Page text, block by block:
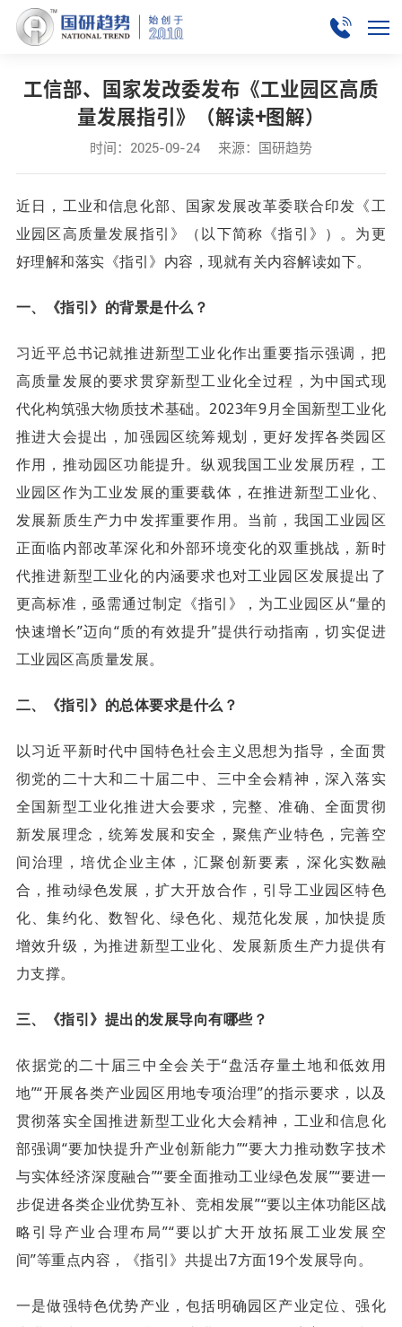
工信部、国家发改委发布《工业园区高质
量发展指引》（解读+图解）
时间：2025-09-24 来源：国研趋势
近日，工业和信息化部、国家发展改革委联合印发《工
业园区高质量发展指引》（以下简称《指引》）。为更
好理解和落实《指引》内容，现就有关内容解读如下。
一、《指引》的背景是什么？
习近平总书记就推进新型工业化作出重要指示强调，把
高质量发展的要求贯穿新型工业化全过程，为中国式现
代化构筑强大物质技术基础。2023年9月全国新型工业化
推进大会提出，加强园区统筹规划，更好发挥各类园区
作用，推动园区功能提升。纵观我国工业发展历程，工
业园区作为工业发展的重要载体，在推进新型工业化、
发展新质生产力中发挥重要作用。当前，我国工业园区
正面临内部改革深化和外部环境变化的双重挑战，新时
代推进新型工业化的内涵要求也对工业园区发展提出了
更高标准，亟需通过制定《指引》，为工业园区从“量的
快速增长”迈向“质的有效提升”提供行动指南，切实促进
工业园区高质量发展。
二、《指引》的总体要求是什么？
以习近平新时代中国特色社会主义思想为指导，全面贯
彻党的二十大和二十届二中、三中全会精神，深入落实
全国新型工业化推进大会要求，完整、准确、全面贯彻
新发展理念，统筹发展和安全，聚焦产业特色，完善空
间治理，培优企业主体，汇聚创新要素，深化实数融
合，推动绿色发展，扩大开放合作，引导工业园区特色
化、集约化、数智化、绿色化、规范化发展，加快提质
增效升级，为推进新型工业化、发展新质生产力提供有
力支撑。
三、《指引》提出的发展导向有哪些？
依据党的二十届三中全会关于“盘活存量土地和低效用
地”“开展各类产业园区用地专项治理”的指示要求，以及
贯彻落实全国推进新型工业化大会精神，工业和信息化
部强调“要加快提升产业创新能力”“要大力推动数字技术
与实体经济深度融合”“要全面推动工业绿色发展”“要进一
步促进各类企业优势互补、竞相发展”“要以主体功能区战
略引导产业合理布局”“要以扩大开放拓展工业发展空
间”等重点内容，《指引》共提出7方面19个发展导向。
一是做强特色优势产业，包括明确园区产业定位、强化